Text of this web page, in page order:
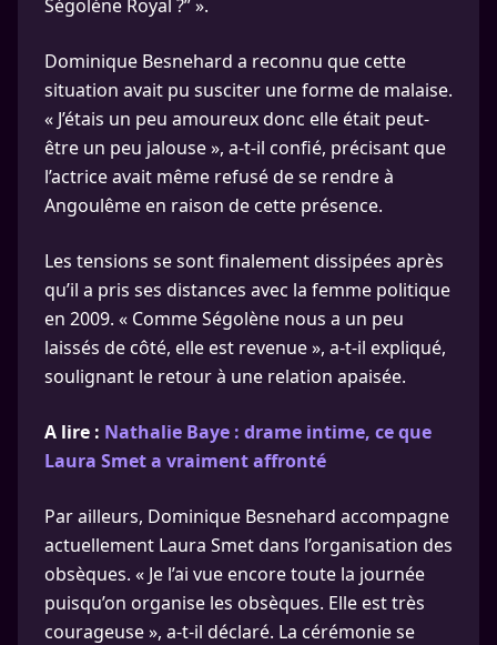
Ségolène Royal ?” ».
Dominique Besnehard a reconnu que cette
situation avait pu susciter une forme de malaise.
« J’étais un peu amoureux donc elle était peut-
être un peu jalouse », a-t-il confié, précisant que
l’actrice avait même refusé de se rendre à
Angoulême en raison de cette présence.
Les tensions se sont finalement dissipées après
qu’il a pris ses distances avec la femme politique
en 2009. « Comme Ségolène nous a un peu
laissés de côté, elle est revenue », a-t-il expliqué,
soulignant le retour à une relation apaisée.
A lire : Nathalie Baye : drame intime, ce que
Laura Smet a vraiment affronté
Par ailleurs, Dominique Besnehard accompagne
actuellement Laura Smet dans l’organisation des
obsèques. « Je l’ai vue encore toute la journée
puisqu’on organise les obsèques. Elle est très
courageuse », a-t-il déclaré. La cérémonie se